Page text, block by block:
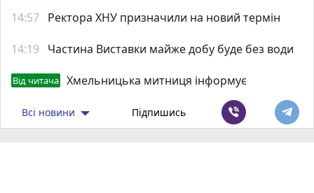
14:57 Ректора ХНУ призначили на новий термін
14:19 Частина Виставки майже добу буде без води
Від читача Хмельницька митниця інформує
Всі новини Підпишись